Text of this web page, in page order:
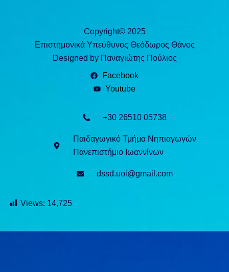
Copyright© 2025
Επιστημονικά Υπεύθυνος Θεόδωρος Θάνος
Designed by Παναγιώτης Πούλιος
Facebook
Youtube
+30 26510 05738
Παιδαγωγικό Τμήμα Νηπιαγωγών
Πανεπιστήμιο Ιωαννίνων
dssd.uoi@gmail.com
Views: 14,725